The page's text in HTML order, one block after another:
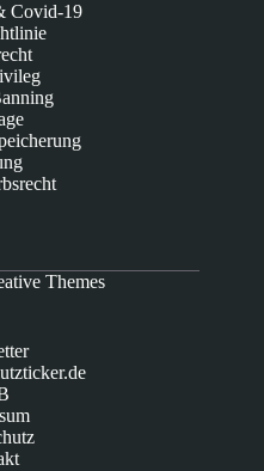
Covid-19
Themes